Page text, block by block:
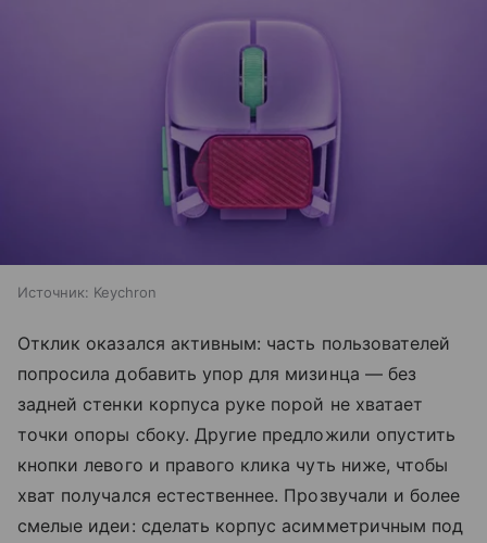
Источник: Keychron
Отклик оказался активным: часть пользователей
попросила добавить упор для мизинца — без
задней стенки корпуса руке порой не хватает
точки опоры сбоку. Другие предложили опустить
кнопки левого и правого клика чуть ниже, чтобы
хват получался естественнее. Прозвучали и более
смелые идеи: сделать корпус асимметричным под